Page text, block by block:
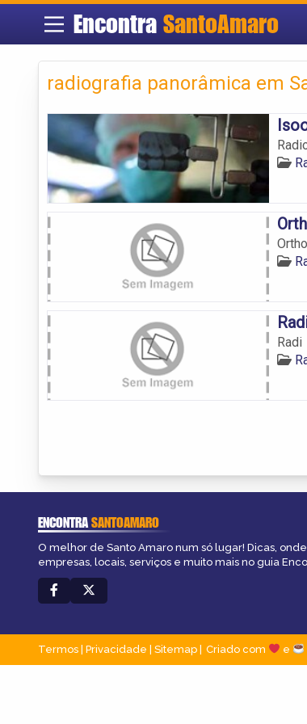
Encontra SantoAmaro
radiografia panorâmica em
Radi
ENCONTRASANTOAMARO
O melhor de Santo Amaro num só lugar! Dicas,
empresas, locais, serviços e muito mais no guia
Termos Privacidade Sitemap Criado com e